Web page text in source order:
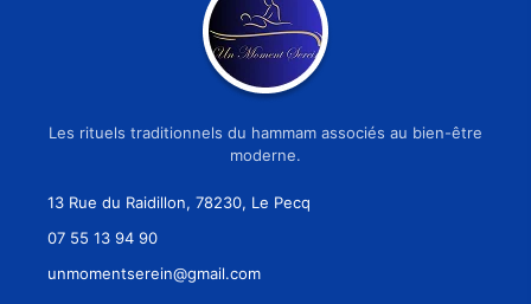
Les rituels traditionnels du hammam associés au bien-être
moderne.
13 Rue du Raidillon, 78230, Le Pecq
07 55 13 94 90
unmomentserein@gmail.com